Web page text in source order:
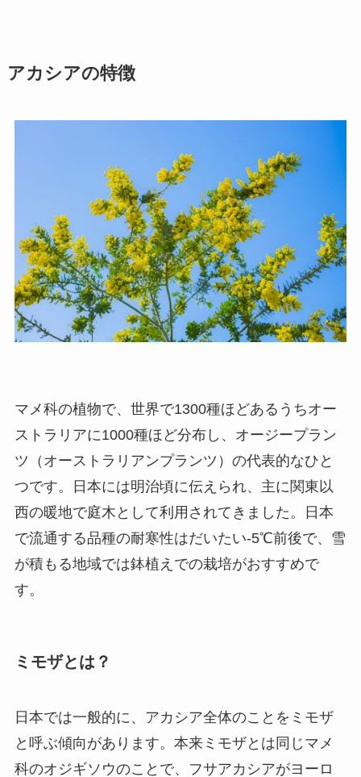
アカシアの特徴
マメ科の植物で、世界で1300種ほどあるうちオー
ストラリアに1000種ほど分布し、オージープラン
ツ（オーストラリアンプランツ）の代表的なひと
つです。日本には明治頃に伝えられ、主に関東以
西の暖地で庭木として利用されてきました。日本
で流通する品種の耐寒性はだいたい-5℃前後で、雪
が積もる地域では鉢植えでの栽培がおすすめで
す。
ミモザとは？
日本では一般的に、アカシア全体のことをミモザ
と呼ぶ傾向があります。本来ミモザとは同じマメ
科のオジギソウのことで、フサアカシアがヨーロ